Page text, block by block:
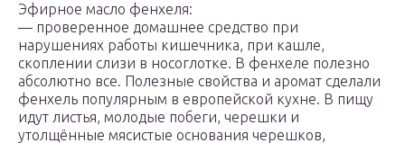
Эфирное масло фенхеля:
— проверенное домашнее средство при
нарушениях работы кишечника, при кашле,
скоплении слизи в носоглотке. В фенхеле полезно
абсолютно все. Полезные свойства и аромат сделали
фенхель популярным в европейской кухне. В пищу
идут листья, молодые побеги, черешки и
утолщённые мясистые основания черешков,